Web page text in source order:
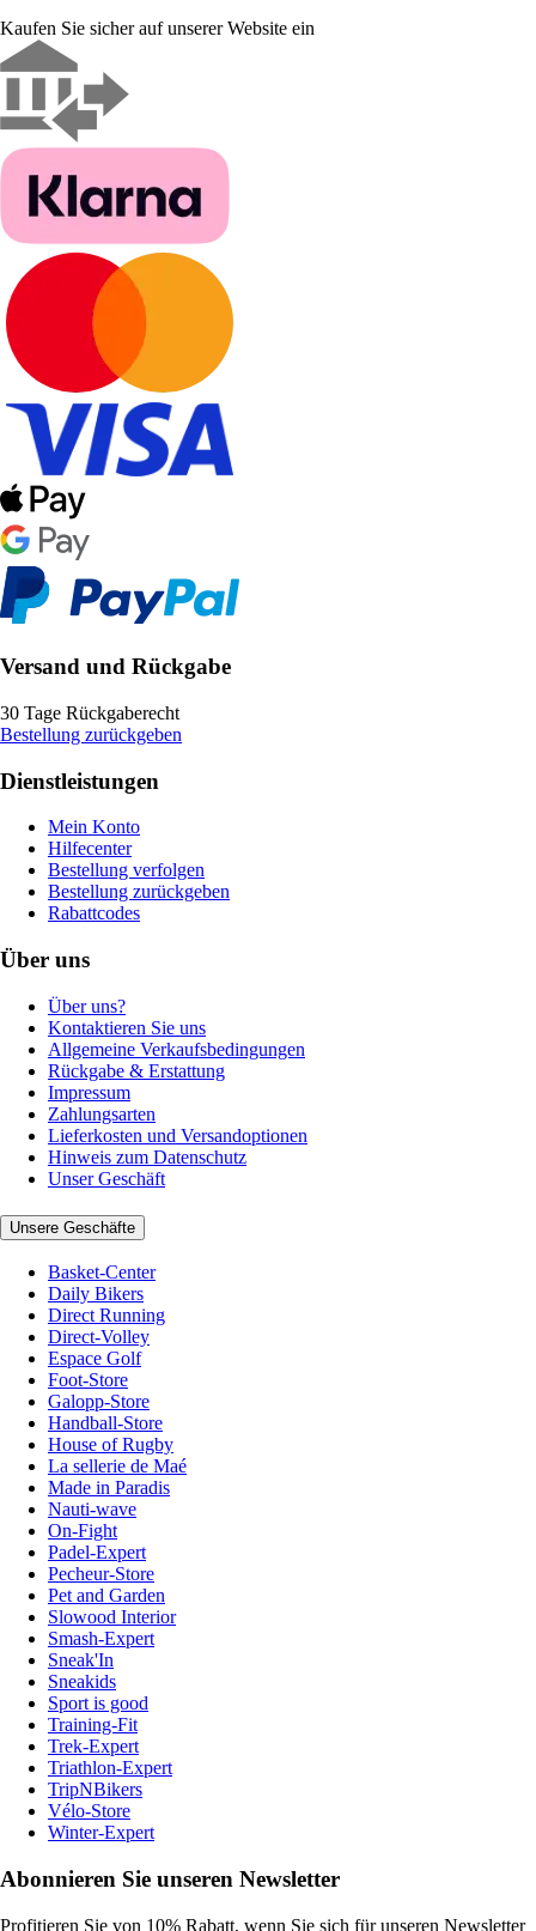
Kaufen Sie sicher auf unserer Website ein
Versand und Rückgabe
30 Tage Rückgaberecht
Bestellung zurückgeben
Dienstleistungen
Mein Konto
Hilfecenter
Bestellung verfolgen
Bestellung zurückgeben
Rabattcodes
Über uns
Über uns?
Kontaktieren Sie uns
Allgemeine Verkaufsbedingungen
Rückgabe & Erstattung
Impressum
Zahlungsarten
Lieferkosten und Versandoptionen
Hinweis zum Datenschutz
Unser Geschäft
Unsere Geschäfte
Basket-Center
Daily Bikers
Direct Running
Direct-Volley
Espace Golf
Foot-Store
Galopp-Store
Handball-Store
House of Rugby
La sellerie de Maé
Made in Paradis
Nauti-wave
On-Fight
Padel-Expert
Pecheur-Store
Pet and Garden
Slowood Interior
Smash-Expert
Sneak'In
Sneakids
Sport is good
Training-Fit
Trek-Expert
Triathlon-Expert
TripNBikers
Vélo-Store
Winter-Expert
Abonnieren Sie unseren Newsletter
Profitieren Sie von 10% Rabatt, wenn Sie sich für unseren Newsletter